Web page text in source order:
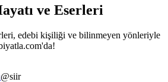
ve Eserleri
edebi kişiliği ve bilinmeyen yönleriyle
@siir